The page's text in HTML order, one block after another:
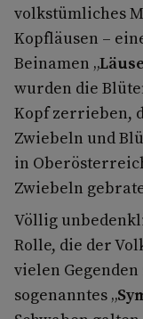
volkstümliches
Kopfläusen –
Beinamen „
wurden die
Kopf zerrieben,
Zwiebeln und
in
Zwiebeln
Völlig
Rolle, die der
vielen
sogenanntes „